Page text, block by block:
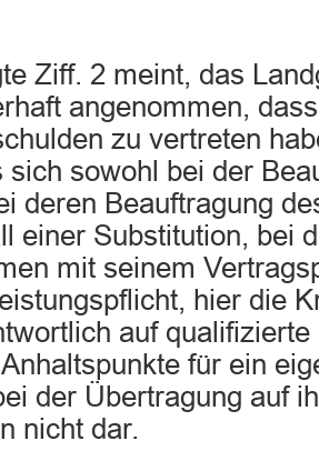
Ziff. 2 meint, das
angenommen,
zu vertreten
sich sowohl bei der
deren Beauftragung
einer Substitution, bei
mit seinem
hier die
auf
für ein
der Übertragung auf
nicht dar.